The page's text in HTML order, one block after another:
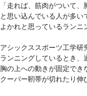
「走れば、筋肉がついて、
と思い込んでいる人が多い
よかれと思っているラン
アシックススポーツ工学研
ランニングしているとき、
胸の上への動きが固定でき
クーパー靭帯が切れたり